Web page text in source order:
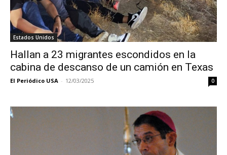
Estados Unidos
Hallan a 23 migrantes escondidos en la
cabina de descanso de un camión en Texas
El Periódico USA - 12/03/2025 0